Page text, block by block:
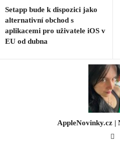
Setapp bude k dispozici jako
alternativní obchod s
aplikacemi pro uživatele iOS v
EU od dubna
AppleNovinky.cz |